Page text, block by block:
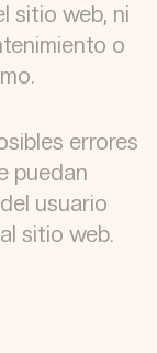
sitio web, ni
o
errores
puedan
usuario
sitio web.